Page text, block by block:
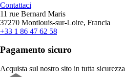
Contattaci
11 rue Bernard Maris
37270 Montlouis-sur-Loire, Francia
+33 1 86 47 62 58
Pagamento sicuro
Acquista sul nostro sito in tutta sicurezza